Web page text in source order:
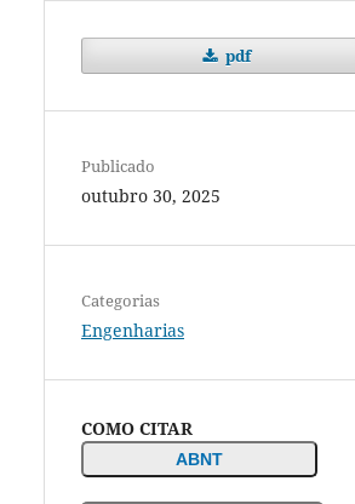
pdf
Publicado
outubro 30, 2025
Categorias
Engenharias
COMO CITAR
ABNT